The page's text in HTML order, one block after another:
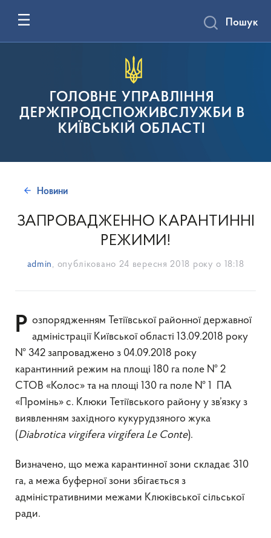
ГОЛОВНЕ УПРАВЛІННЯ
ДЕРЖПРОДСПОЖИВСЛУЖБИ В
КИЇВСЬКІЙ ОБЛАСТІ
Пошук
Новини
ЗАПРОВАДЖЕННО КАРАНТИННІ
РЕЖИМИ!
admin , опубліковано 24 вересня 2018 року о 18:18
Розпорядженням Тетіївської районної державної адміністрації Київської області 13.09.2018 року
№ 342 запроваджено з 04.09.2018 року
карантинний режим на площі 180 га поле № 2
СТОВ «Колос» та на площі 130 га поле № 1 ПА
«Промінь» с. Клюки Тетіївського району у зв’язку з
виявленням західного кукурудзяного жука
(Diabrotica virgifera virgifera Le Conte).
Визначено, що межа карантинної зони складає 310
га, а межа буферної зони збігається з
адміністративними межами Клюківської сільської
ради.